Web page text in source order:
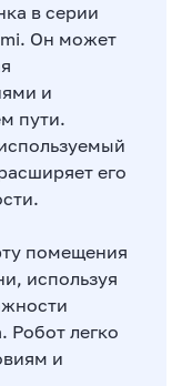
в серии
Он может
и
пути.
его
помещения
используя
Робот легко
и